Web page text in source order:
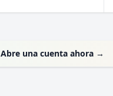
Abre una cuenta ahora →